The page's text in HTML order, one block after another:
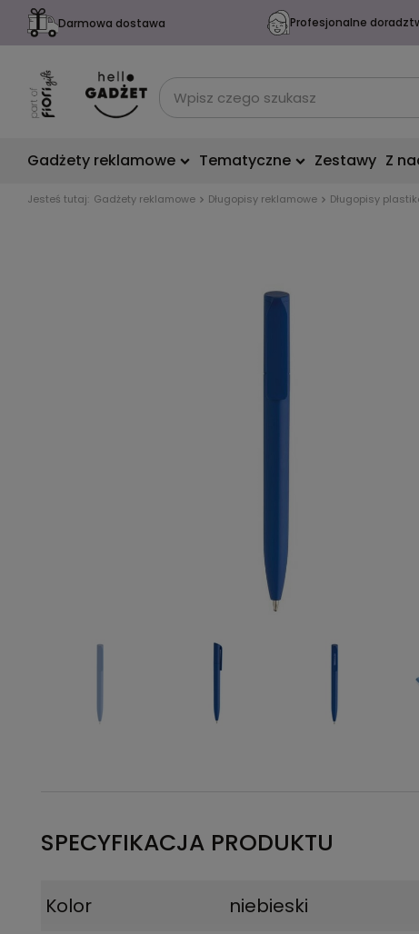
Darmowa dostawa Profesjonalne
Gadżety reklamowe Tematyczne Zestawy Z
Jesteś tutaj: Gadżety reklamowe Długopisy reklamowe Długopisy
SPECYFIKACJA PRODUKTU
Kolor
niebieski